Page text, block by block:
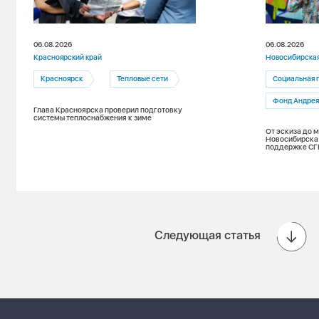
06.08.2026
Красноярский край
Красноярск Тепловые сети
Глава Красноярска проверил подготовку
системы теплоснабжения к зиме
06.08.2026
Социальная
Фонд
От эскиза до
Новосибирска
поддержке
Следующая статья